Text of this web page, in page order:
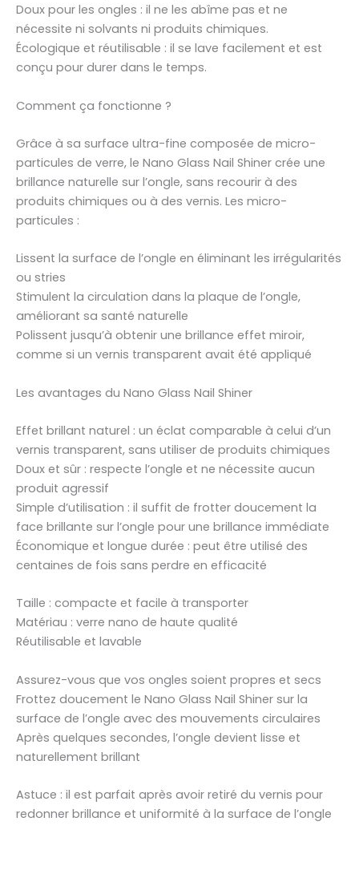
Doux pour les ongles : il ne les abîme pas et ne
nécessite ni solvants ni produits chimiques.
Écologique et réutilisable : il se lave facilement et est
conçu pour durer dans le temps.
Comment ça fonctionne ?
Grâce à sa surface ultra-fine composée de micro-
particules de verre, le Nano Glass Nail Shiner crée une
brillance naturelle sur l’ongle, sans recourir à des
produits chimiques ou à des vernis. Les micro-
particules :
Lissent la surface de l’ongle en éliminant les irrégularités
ou stries
Stimulent la circulation dans la plaque de l’ongle,
améliorant sa santé naturelle
Polissent jusqu’à obtenir une brillance effet miroir,
comme si un vernis transparent avait été appliqué
Les avantages du Nano Glass Nail Shiner
Effet brillant naturel : un éclat comparable à celui d’un
vernis transparent, sans utiliser de produits chimiques
Doux et sûr : respecte l’ongle et ne nécessite aucun
produit agressif
Simple d’utilisation : il suffit de frotter doucement la
face brillante sur l’ongle pour une brillance immédiate
Économique et longue durée : peut être utilisé des
centaines de fois sans perdre en efficacité
Taille : compacte et facile à transporter
Matériau : verre nano de haute qualité
Réutilisable et lavable
Assurez-vous que vos ongles soient propres et secs
Frottez doucement le Nano Glass Nail Shiner sur la
surface de l’ongle avec des mouvements circulaires
Après quelques secondes, l’ongle devient lisse et
naturellement brillant
Astuce : il est parfait après avoir retiré du vernis pour
redonner brillance et uniformité à la surface de l’ongle